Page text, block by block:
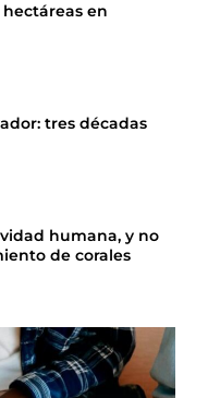
en
tres décadas
humana, y no
de corales